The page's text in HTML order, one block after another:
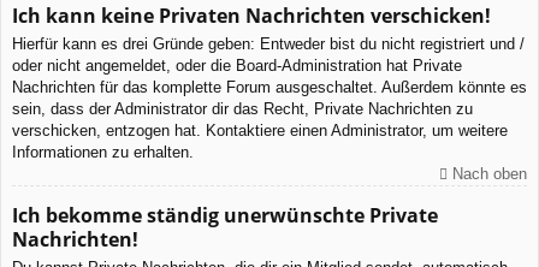
Ich kann keine Privaten Nachrichten verschicken!
Hierfür kann es drei Gründe geben: Entweder bist du nicht registriert und /
oder nicht angemeldet, oder die Board-Administration hat Private
Nachrichten für das komplette Forum ausgeschaltet. Außerdem könnte es
sein, dass der Administrator dir das Recht, Private Nachrichten zu
verschicken, entzogen hat. Kontaktiere einen Administrator, um weitere
Informationen zu erhalten.
Nach oben
Ich bekomme ständig unerwünschte Private
Nachrichten!